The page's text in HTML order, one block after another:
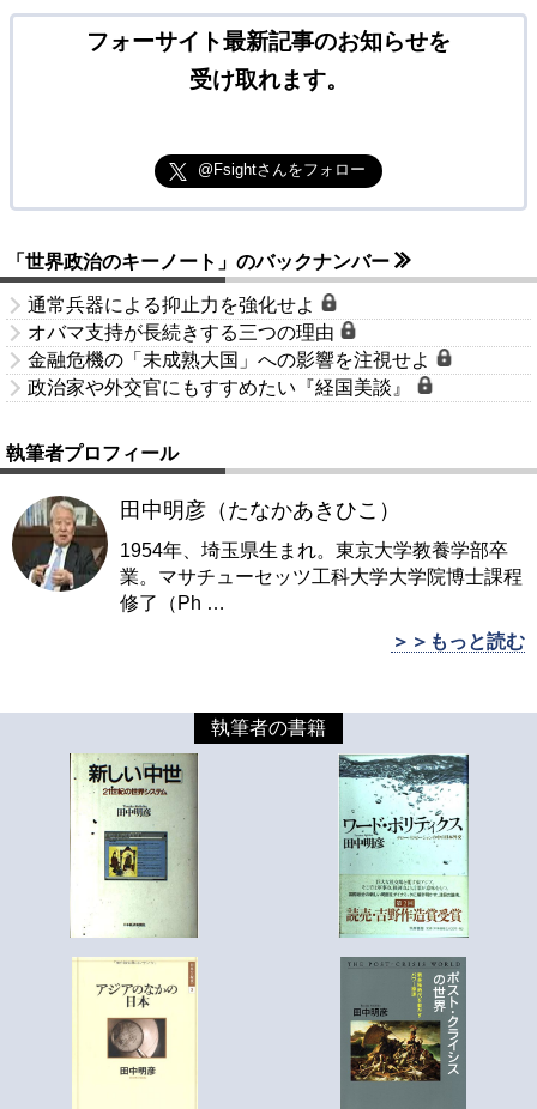
フォーサイト最新記事のお知らせを
受け取れます。
@Fsightさんをフォロー
「世界政治のキーノート」のバックナンバー
通常兵器による抑止力を強化せよ
オバマ支持が長続きする三つの理由
金融危機の「未成熟大国」への影響を注視せよ
政治家や外交官にもすすめたい『経国美談』
執筆者プロフィール
田中明彦（たなかあきひこ）
1954年、埼玉県生まれ。東京大学教養学部卒
業。マサチューセッツ工科大学大学院博士課程
修了（Ph …
＞＞もっと読む
執筆者の書籍